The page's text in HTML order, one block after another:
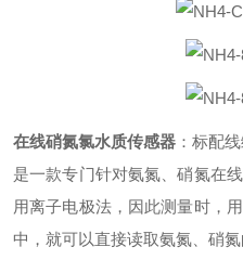
在线硝氮氯水质传感器 ：标配
是一款专门针对氨氮、硝氮在
用离子电极法，因此测量时，
中，就可以直接读取氨氮、硝氮